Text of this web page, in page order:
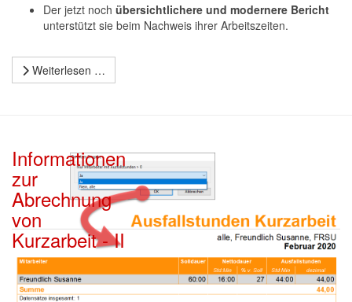
Der jetzt noch übersichtlichere und modernere Bericht
unterstützt sie beim Nachweis ihrer Arbeitszeiten.
Weiterlesen …
Informationen
zur
Abrechnung
von
Kurzarbeit - II